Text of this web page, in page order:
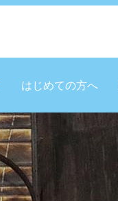
はじめての方へ